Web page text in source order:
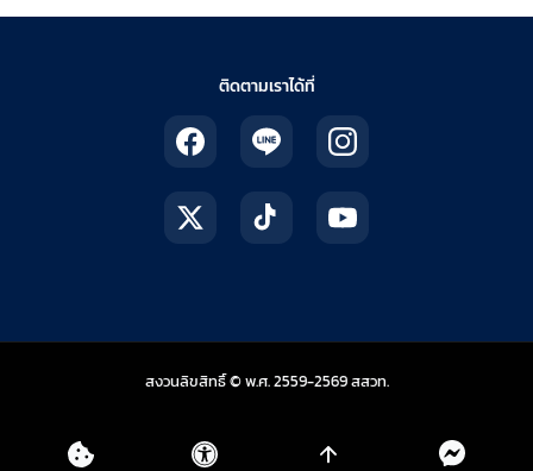
ติดตามเราได้ที่
สงวนลิขสิทธิ์ © พ.ศ. 2559-2569สสวท.สถาบันส่งเสริมการสอ